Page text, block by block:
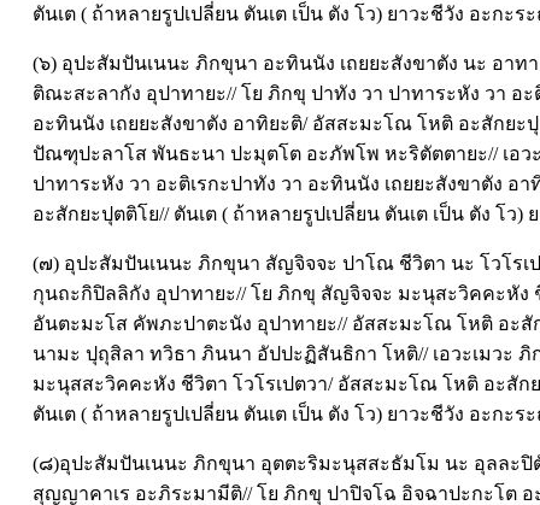
ตันเต ( ถ้าหลายรูปเปลี่ยน ตันเต เป็น ตัง โว) ยาวะชีวัง อะกะร
(๖) อุปะสัมปันเนนะ ภิกขุนา อะทินนัง เถยยะสังขาตัง นะ อาท
ติณะสะลากัง อุปาทายะ// โย ภิกขุ ปาทัง วา ปาทาระหัง วา อะ
อะทินนัง เถยยะสังขาตัง อาทิยะติ/ อัสสะมะโณ โหติ อะสักยะ
ปัณฑุปะลาโส พันธะนา ปะมุตโต อะภัพโพ หะริตัตตายะ// เอว
ปาทาระหัง วา อะติเรกะปาทัง วา อะทินนัง เถยยะสังขาตัง อ
อะสักยะปุตติโย// ตันเต ( ถ้าหลายรูปเปลี่ยน ตันเต เป็น ตัง โว)
(๗) อุปะสัมปันเนนะ ภิกขุนา สัญจิจจะ ปาโณ ชีวิตา นะ โวโรเ
กุนถะกิปิลลิกัง อุปาทายะ// โย ภิกขุ สัญจิจจะ มะนุสะวิคคะหัง
อันตะมะโส คัพภะปาตะนัง อุปาทายะ// อัสสะมะโณ โหติ อะสั
นามะ ปุถุสิลา ทวิธา ภินนา อัปปะฏิสันธิกา โหติ// เอวะเมวะ
มะนุสสะวิคคะหัง ชีวิตา โวโรเปตวา/ อัสสะมะโณ โหติ อะสัก
ตันเต ( ถ้าหลายรูปเปลี่ยน ตันเต เป็น ตัง โว) ยาวะชีวัง อะกะร
(๘)อุปะสัมปันเนนะ ภิกขุนา อุตตะริมะนุสสะธัมโม นะ อุลละปิ
สุญญาคาเร อะภิระมามีติ// โย ภิกขุ ปาปิจโฉ อิจฉาปะกะโต อ